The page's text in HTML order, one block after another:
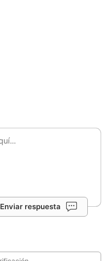
Enviar respuesta